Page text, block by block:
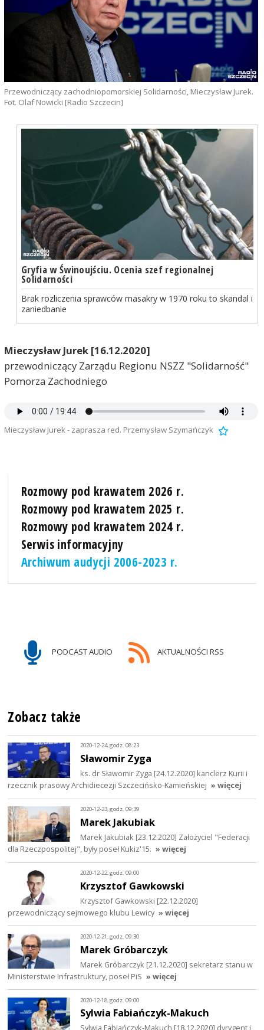
Przewodniczący zachodniopomorskiej Solidarności, Mieczysław Jurek.
Fot. Olaf Nowicki [Radio Szczecin]
Gryfia w Świnoujściu. Ocenia szef regionalnej
Solidarności
Brak rozliczenia sprawców masakry w 1970 roku to skandal i
zaniedbanie
Mieczysław Jurek [16.12.2020]
przewodniczący Zarządu Regionu NSZZ "Solidarność"
Pomorza Zachodniego
Mieczysław Jurek - zaprasza red. Przemysław Szymańczyk
Rozmowy pod krawatem 2026 r.
Rozmowy pod krawatem 2025 r.
Rozmowy pod krawatem 2024 r.
Serwis informacyjny
Archiwum audycji 2006-2023 r.
PODCAST AUDIO AKTUALNOŚCI RSS
Zobacz także
2020-12-24, godz. 08:23
Sławomir Zyga
ks. dr Sławomir Zyga [24.12.2020] kanclerz Kurii i
rzecznik prasowy Archidiecezji Szczecińsko-Kamieńskiej » więcej
2020-12-23, godz. 09:39
Marek Jakubiak
Marek Jakubiak [23.12.2020] Założyciel "Federacji
dla Rzeczpospolitej", były poseł Kukiz'15. » więcej
2020-12-22, godz. 09:00
Krzysztof Gawkowski
Krzysztof Gawkowski [22.12.2020]
przewodniczący sejmowego klubu Lewicy » więcej
2020-12-21, godz. 09:30
Marek Gróbarczyk
Marek Gróbarczyk [21.12.2020] sekretarz stanu w
Ministerstwie Infrastruktury, poseł PiS » więcej
2020-12-18, godz. 09:00
Sylwia Fabiańczyk-Makuch
Sylwia Fabiańczyk-Makuch [18.12.2020] dyrygent i